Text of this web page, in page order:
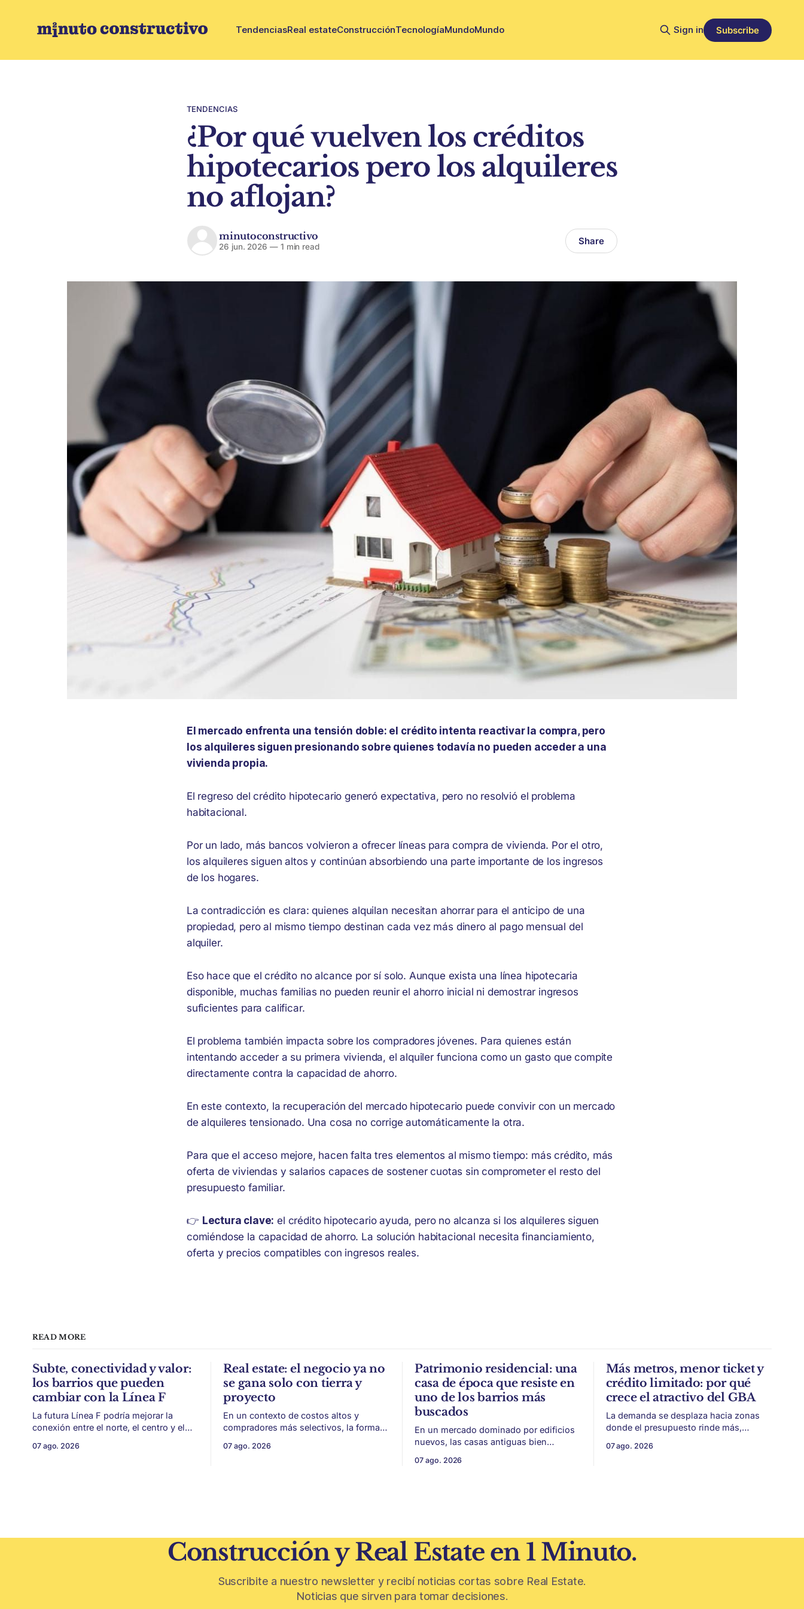
TendenciasReal estateConstrucciónTecnologíaMundoMundo Sign in Subscribe
TENDENCIAS
¿Por qué vuelven los créditos
hipotecarios pero los alquileres
no aflojan?
minutoconstructivo
26 jun. 2026 —1 min read Share
El mercado enfrenta una tensión doble: el crédito intenta reactivar la compra, pero
los alquileres siguen presionando sobre quienes todavía no pueden acceder a una
vivienda propia.
El regreso del crédito hipotecario generó expectativa, pero no resolvió el problema
habitacional.
Por un lado, más bancos volvieron a ofrecer líneas para compra de vivienda. Por el otro,
los alquileres siguen altos y continúan absorbiendo una parte importante de los ingresos
de los hogares.
La contradicción es clara: quienes alquilan necesitan ahorrar para el anticipo de una
propiedad, pero al mismo tiempo destinan cada vez más dinero al pago mensual del
alquiler.
Eso hace que el crédito no alcance por sí solo. Aunque exista una línea hipotecaria
disponible, muchas familias no pueden reunir el ahorro inicial ni demostrar ingresos
suficientes para calificar.
El problema también impacta sobre los compradores jóvenes. Para quienes están
intentando acceder a su primera vivienda, el alquiler funciona como un gasto que compite
directamente contra la capacidad de ahorro.
En este contexto, la recuperación del mercado hipotecario puede convivir con un mercado
de alquileres tensionado. Una cosa no corrige automáticamente la otra.
Para que el acceso mejore, hacen falta tres elementos al mismo tiempo: más crédito, más
oferta de viviendas y salarios capaces de sostener cuotas sin comprometer el resto del
presupuesto familiar.
👉 Lectura clave: el crédito hipotecario ayuda, pero no alcanza si los alquileres siguen
comiéndose la capacidad de ahorro. La solución habitacional necesita financiamiento,
oferta y precios compatibles con ingresos reales.
READ MORE
Subte, conectividad y valor:
los barrios que pueden
cambiar con la Línea F
La futura Línea F podría mejorar la
conexión entre el norte, el centro y el
zonas con menor acceso histórico al
07 ago. 2026
Real estate: el negocio ya no
se gana solo con tierra y
proyecto
En un contexto de costos altos y
compradores más selectivos, la forma
desarrollo puede ser tan importante
07 ago. 2026
Patrimonio residencial: una
casa de época que resiste en
uno de los barrios más
buscados
En un mercado dominado por edificios
nuevos, las casas antiguas bien
escala y detalles difíciles de replicar.
07 ago. 2026
Más metros, menor ticket y
crédito limitado: por qué
crece el atractivo del GBA
La demanda se desplaza hacia zonas
donde el presupuesto rinde más,
en CABA y menor acceso al crédito
07 ago. 2026
Construcción y Real Estate en 1 Minuto.
Suscribite a nuestro newsletter y recibí noticias cortas sobre Real Estate.
Noticias que sirven para tomar decisiones.